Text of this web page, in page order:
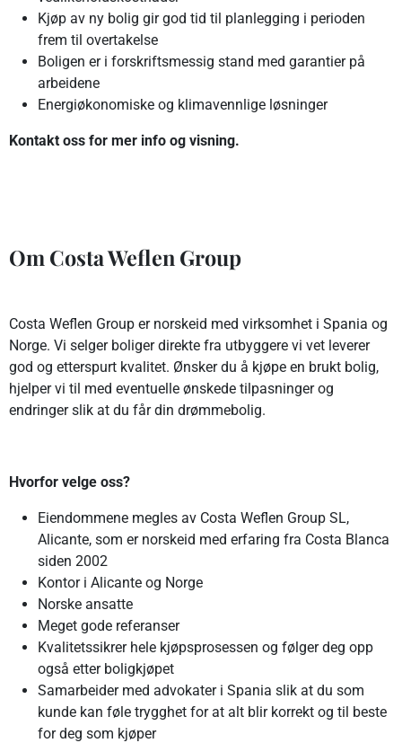
Kjøp av ny bolig gir god tid til planlegging i perioden
frem til overtakelse
Boligen er i forskriftsmessig stand med garantier på
arbeidene
Energiøkonomiske og klimavennlige løsninger
Kontakt oss for mer info og visning.
Om Costa Weflen Group
Costa Weflen Group er norskeid med virksomhet i Spania og
Norge. Vi selger boliger direkte fra utbyggere vi vet leverer
god og etterspurt kvalitet. Ønsker du å kjøpe en brukt bolig,
hjelper vi til med eventuelle ønskede tilpasninger og
endringer slik at du får din drømmebolig.
Hvorfor velge oss?
Eiendommene megles av Costa Weflen Group SL,
Alicante, som er norskeid med erfaring fra Costa Blanca
siden 2002
Kontor i Alicante og Norge
Norske ansatte
Meget gode referanser
Kvalitetssikrer hele kjøpsprosessen og følger deg opp
også etter boligkjøpet
Samarbeider med advokater i Spania slik at du som
kunde kan føle trygghet for at alt blir korrekt og til beste
for deg som kjøper